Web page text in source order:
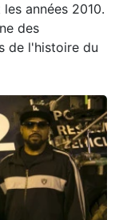
années 2010.
des
de l'histoire du